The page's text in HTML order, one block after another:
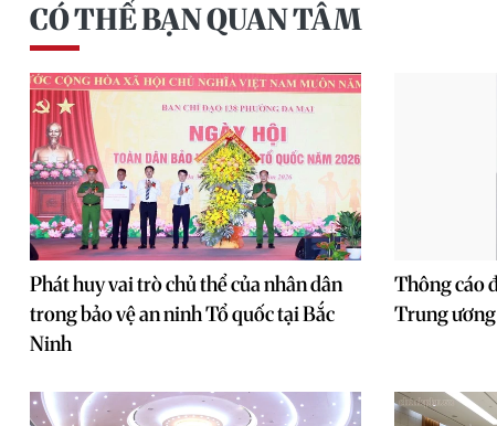
CÓ THỂ BẠN QUAN TÂM
Phát huy vai trò chủ thể của nhân dân
trong bảo vệ an ninh Tổ quốc tại Bắc
Ninh
Thông cáo
Trung